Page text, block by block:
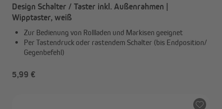
Design Schalter / Taster inkl. Außenrahmen |
Wipptaster, weiß
Zur Bedienung von Rollladen und Markisen geeignet
Per Tastendruck oder rastendem Schalter (bis Endposition/
Gegenbefehl)
5,99 €